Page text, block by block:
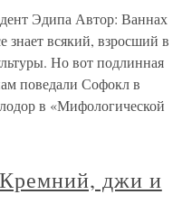
Эдипа Автор: Ваннах
всякий, взросший в
Но вот подлинная
поведали Софокл в
в «Мифологической
джи и